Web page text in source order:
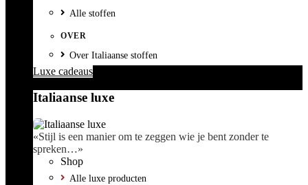
Alle stoffen
OVER
Over Italiaanse stoffen
Luxe cadeaus
Italiaanse luxe
«Stijl is een manier om te zeggen wie je bent zonder te
spreken…»
Shop
Alle luxe producten